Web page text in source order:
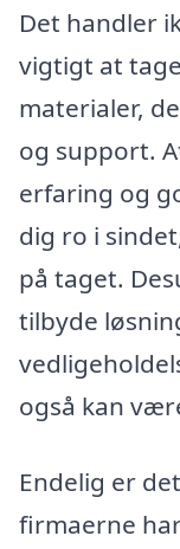
Det handler
vigtigt at
materialer,
og support.
erfaring og
dig ro i
på taget.
tilbyde
også kan
Endelig er
firmaerne